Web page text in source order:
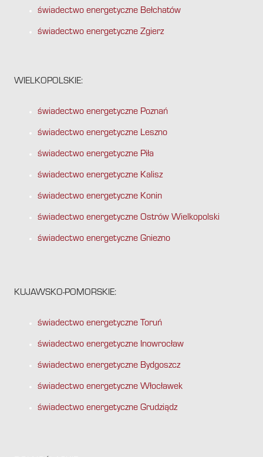
świadectwo energetyczne Bełchatów
świadectwo energetyczne Zgierz
WIELKOPOLSKIE:
świadectwo energetyczne Poznań
świadectwo energetyczne Leszno
świadectwo energetyczne Piła
świadectwo energetyczne Kalisz
świadectwo energetyczne Konin
świadectwo energetyczne Ostrów Wielkopolski
świadectwo energetyczne Gniezno
KUJAWSKO-POMORSKIE:
świadectwo energetyczne Toruń
świadectwo energetyczne Inowrocław
świadectwo energetyczne Bydgoszcz
świadectwo energetyczne Włocławek
świadectwo energetyczne Grudziądz